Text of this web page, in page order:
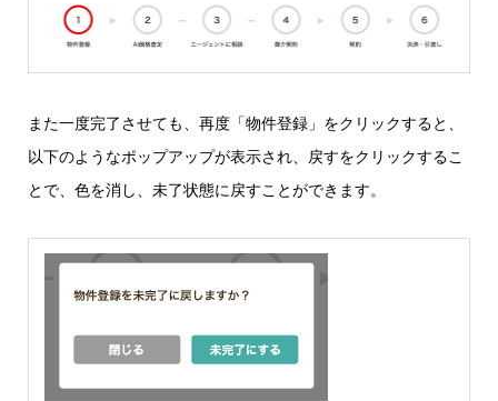
また一度完了させても、再度「物件登録」をクリックすると、
以下のようなポップアップが表示され、戻すをクリックするこ
とで、色を消し、未了状態に戻すことができます。